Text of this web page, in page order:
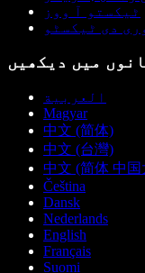
ٹیکستو آ ووز
دی ٹیکسٹو
میں دیکھیں
العربية
Magyar
中文 (简体)
中文 (台灣)
中文 (简体 中国
Čeština
Dansk
Nederlands
English
Français
Suomi